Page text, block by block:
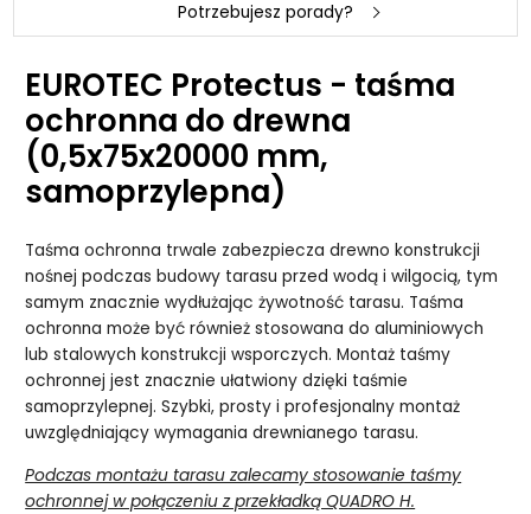
Potrzebujesz porady?
EUROTEC Protectus - taśma
ochronna do drewna
(0,5x75x20000 mm,
samoprzylepna)
Taśma ochronna trwale zabezpiecza drewno konstrukcji
nośnej podczas budowy tarasu przed wodą i wilgocią, tym
samym znacznie wydłużając żywotność tarasu. Taśma
ochronna może być również stosowana do aluminiowych
lub stalowych konstrukcji wsporczych. Montaż taśmy
ochronnej jest znacznie ułatwiony dzięki taśmie
samoprzylepnej. Szybki, prosty i profesjonalny montaż
uwzględniający wymagania drewnianego tarasu.
Podczas montażu tarasu zalecamy stosowanie taśmy
ochronnej w połączeniu z przekładką QUADRO H.